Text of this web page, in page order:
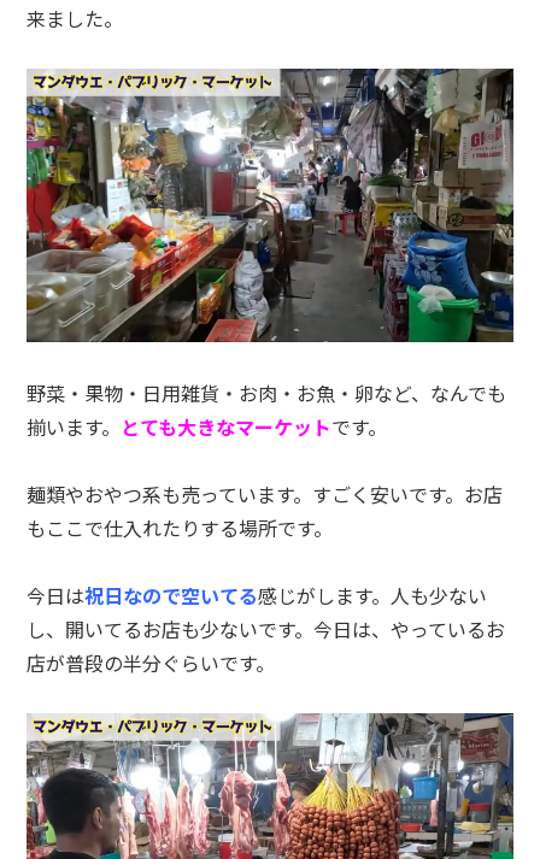
来ました。
野菜・果物・日用雑貨・お肉・お魚・卵など、なんでも
揃います。 とても大きなマーケットです。
麺類やおやつ系も売っています。すごく安いです。お店
もここで仕入れたりする場所です。
今日は祝日なので空いてる感じがします。人も少ない
し、開いてるお店も少ないです。今日は、やっているお
店が普段の半分ぐらいです。